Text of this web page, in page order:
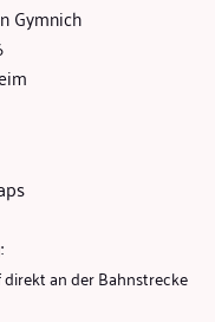
Gymnich
an der Bahnstrecke